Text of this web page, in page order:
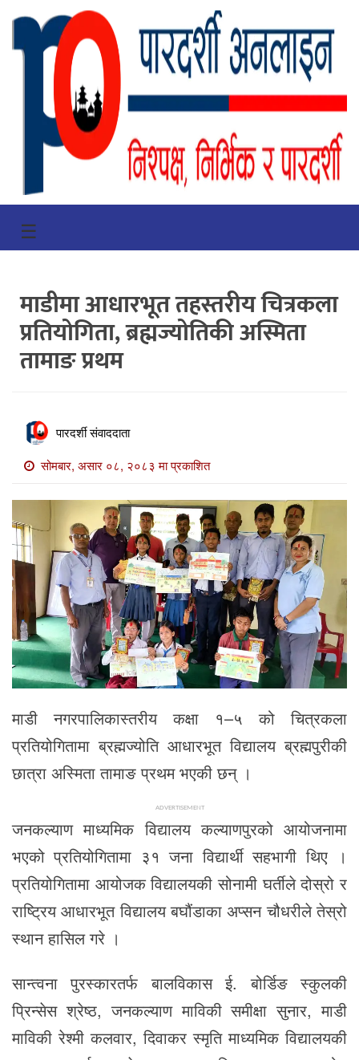
गृहपृष्ठ
भिडियो
प्रमुख
खबर
समाचार
माडी
खबर
☰
माडीमा आधारभूत तहस्तरीय चित्रकला
प्रतियोगिता, ब्रह्मज्योतिकी अस्मिता
तामाङ प्रथम
पारदर्शी संवाददाता
सोमबार, असार ०८, २०८३ मा प्रकाशित
माडी नगरपालिकास्तरीय कक्षा १–५ को चित्रकला
प्रतियोगितामा ब्रह्मज्योति आधारभूत विद्यालय ब्रह्मपुरीकी
छात्रा अस्मिता तामाङ प्रथम भएकी छन् ।
ADVERTISEMENT
जनकल्याण माध्यमिक विद्यालय कल्याणपुरको आयोजनामा
भएको प्रतियोगितामा ३१ जना विद्यार्थी सहभागी थिए ।
प्रतियोगितामा आयोजक विद्यालयकी सोनामी घर्तीले दोस्रो र
राष्ट्रिय आधारभूत विद्यालय बघौंडाका अप्सन चौधरीले तेस्रो
स्थान हासिल गरे ।
सान्त्वना पुरस्कारतर्फ बालविकास ई. बोर्डिङ स्कुलकी
प्रिन्सेस श्रेष्ठ, जनकल्याण माविकी समीक्षा सुनार, माडी
माविकी रेश्मी कलवार, दिवाकर स्मृति माध्यमिक विद्यालयकी